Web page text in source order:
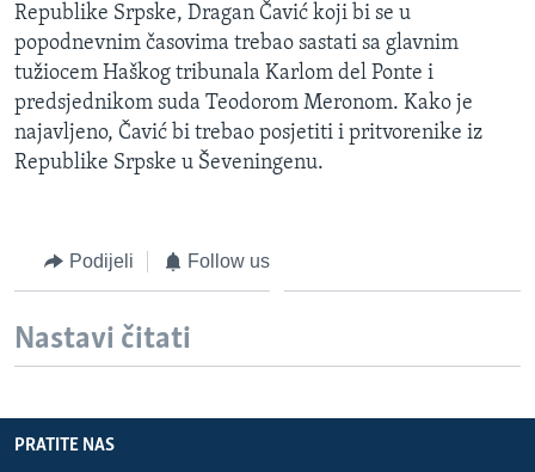
Republike Srpske, Dragan Čavić koji bi se u
popodnevnim časovima trebao sastati sa glavnim
tužiocem Haškog tribunala Karlom del Ponte i
predsjednikom suda Teodorom Meronom. Kako je
najavljeno, Čavić bi trebao posjetiti i pritvorenike iz
Republike Srpske u Ševeningenu.
Podijeli Follow us
Nastavi čitati
PRATITE NAS